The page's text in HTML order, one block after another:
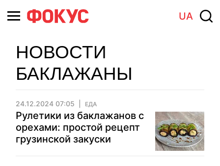
UA
НОВОСТИ
БАКЛАЖАНЫ
24.12.2024 07:05 ЕДА
Рулетики из бакла­жанов с
орехами: простой рецепт
грузинской закуски